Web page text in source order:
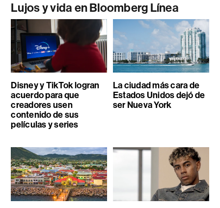
Lujos y vida en Bloomberg Línea
Disney y TikTok logran
acuerdo para que
creadores usen
contenido de sus
películas y series
La ciudad más cara de
Estados Unidos dejó de
ser Nueva York